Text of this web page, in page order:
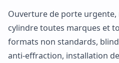
Ouverture de porte
cylindre toutes marques et
formats non standards,
anti-effraction, installation